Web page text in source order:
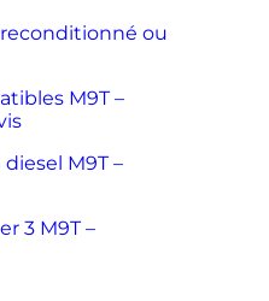
ou
M9T –
M9T –
3 M9T –